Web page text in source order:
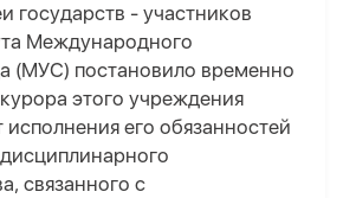
государств - участников
Международного
(МУС) постановило временно
этого учреждения
его обязанностей
связанного с